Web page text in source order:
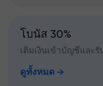
โบนัส 30%
เติมเงินเข้าบัญชีและรั
ดูทั้งหมด